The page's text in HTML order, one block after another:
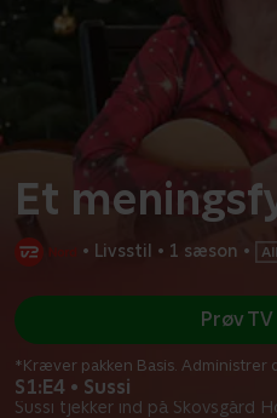
Et
• Livsstil • 1 sæson •
S1:E4 • Sussi
Sussi tjekker ind på Skovsgård
Prøv
*Kræver pakken Basis. Administrer